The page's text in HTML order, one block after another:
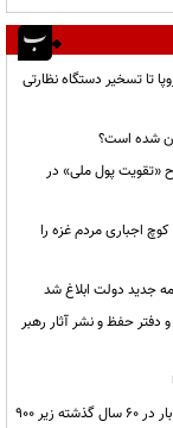
تا تسخیر دستگاه نظارتی
شده است؟
«تقویت پول ملی» در
اجباری مردم غزه را
جدید دولت ابلاغ شد
و دفتر حفظ و نشر آثار رهبر
سقوط تاریخی نرخ تولد در ایران؛ شمار نوزادان برای نخستین بار در ۶۰ سال گذشته زیر ۹۰۰